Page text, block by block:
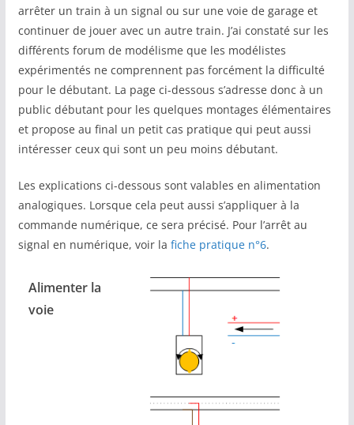
arrêter un train à un signal ou sur une voie de garage et
continuer de jouer avec un autre train. J’ai constaté sur les
différents forum de modélisme que les modélistes
expérimentés ne comprennent pas forcément la difficulté
pour le débutant. La page ci-dessous s’adresse donc à un
public débutant pour les quelques montages élémentaires
et propose au final un petit cas pratique qui peut aussi
intéresser ceux qui sont un peu moins débutant.
Les explications ci-dessous sont valables en alimentation
analogiques. Lorsque cela peut aussi s’appliquer à la
commande numérique, ce sera précisé. Pour l’arrêt au
signal en numérique, voir la fiche pratique n°6.
Alimenter la
voie